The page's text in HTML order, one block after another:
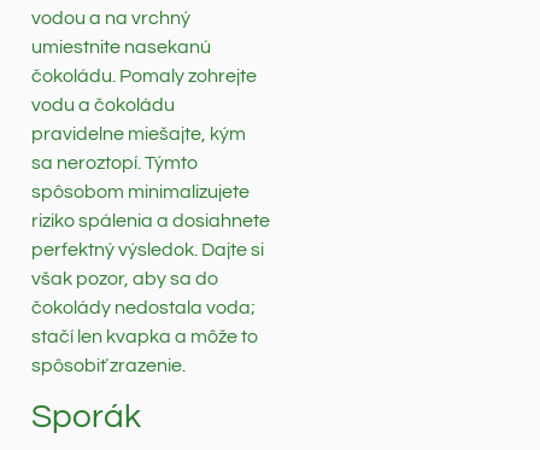
vodou a na vrchný
umiestnite nasekanú
čokoládu. Pomaly zohrejte
vodu a čokoládu
pravidelne miešajte, kým
sa neroztopí. Týmto
spôsobom minimalizujete
riziko spálenia a dosiahnete
perfektný výsledok. Dajte si
však pozor, aby sa do
čokolády nedostala voda;
stačí len kvapka a môže to
spôsobiť zrazenie.
Sporák